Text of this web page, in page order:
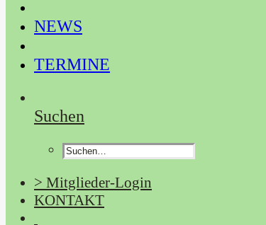
NEWS
TERMINE
Suchen
> Mitglieder-Login
KONTAKT